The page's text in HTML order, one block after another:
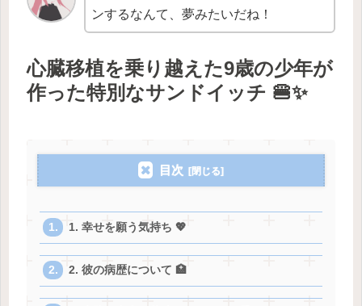
ンするなんて、夢みたいだね！
心臓移植を乗り越えた9歳の少年が
作った特別なサンドイッチ 🍔✨
目次
1. 幸せを願う気持ち 💖
2. 彼の病歴について 🏥